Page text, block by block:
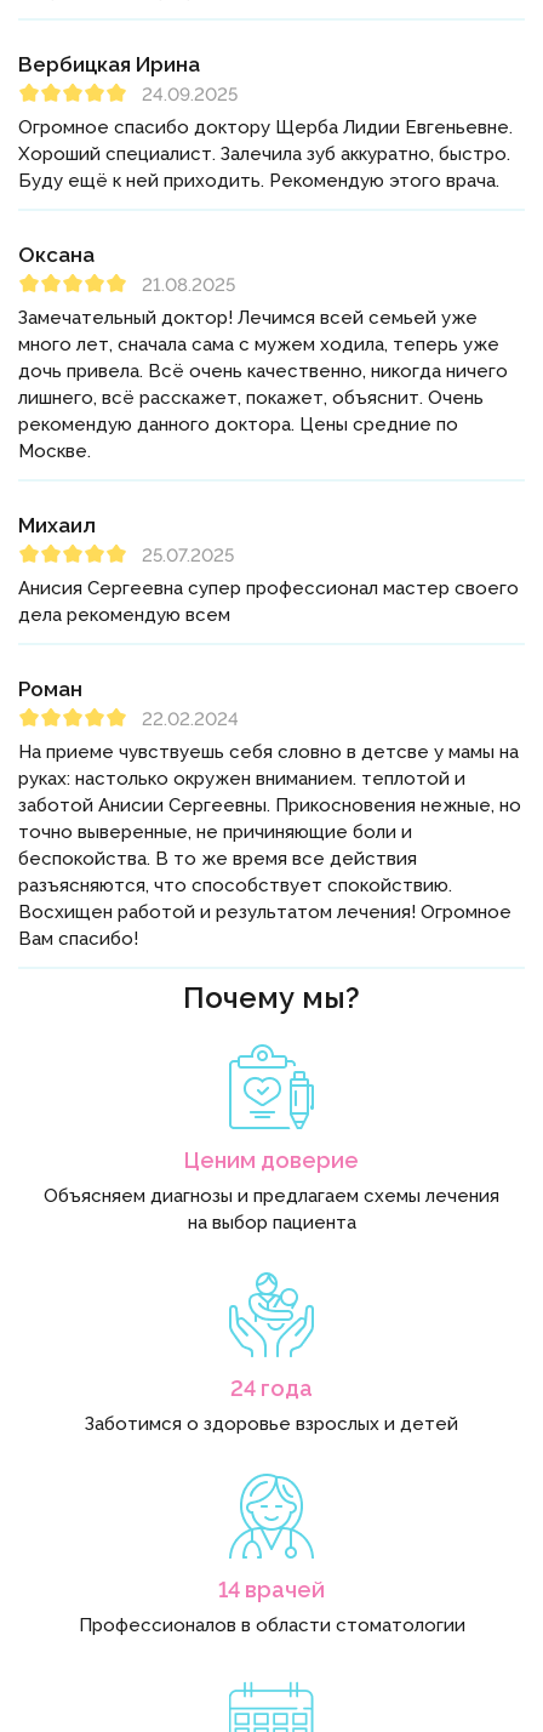
Вербицкая Ирина
24.09.2025
Огромное спасибо доктору Щерба Лидии Евгеньевне.
Хороший специалист. Залечила зуб аккуратно, быстро.
Буду ещё к ней приходить. Рекомендую этого врача.
Оксана
21.08.2025
Замечательный доктор! Лечимся всей семьей уже
много лет, сначала сама с мужем ходила, теперь уже
дочь привела. Всё очень качественно, никогда ничего
лишнего, всё расскажет, покажет, объяснит. Очень
рекомендую данного доктора. Цены средние по
Москве.
Михаил
25.07.2025
Анисия Сергеевна супер профессионал мастер своего
дела рекомендую всем
Роман
22.02.2024
На приеме чувствуешь себя словно в детсве у мамы на
руках: настолько окружен вниманием. теплотой и
заботой Анисии Сергеевны. Прикосновения нежные, но
точно выверенные, не причиняющие боли и
беспокойства. В то же время все действия
разъясняются, что способствует спокойствию.
Восхищен работой и результатом лечения! Огромное
Вам спасибо!
Почему мы?
Ценим доверие
Объясняем диагнозы и предлагаем схемы лечения
на выбор пациента
24 года
Заботимся о здоровье взрослых и детей
14 врачей
Профессионалов в области стоматологии